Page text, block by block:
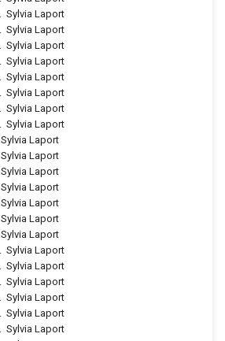
Sylvia Laport
Sylvia Laport
Sylvia Laport
Sylvia Laport
Sylvia Laport
Sylvia Laport
Sylvia Laport
Sylvia Laport
Sylvia Laport
Sylvia Laport
Sylvia Laport
Sylvia Laport
Sylvia Laport
Sylvia Laport
Sylvia Laport
Sylvia Laport
Sylvia Laport
Sylvia Laport
Sylvia Laport
Sylvia Laport
Sylvia Laport